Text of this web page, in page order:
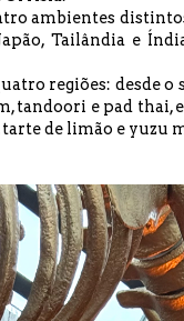
ambientes
Tailândia e
regiões: desde
tandoori e pad thai,
de limão e yuzu